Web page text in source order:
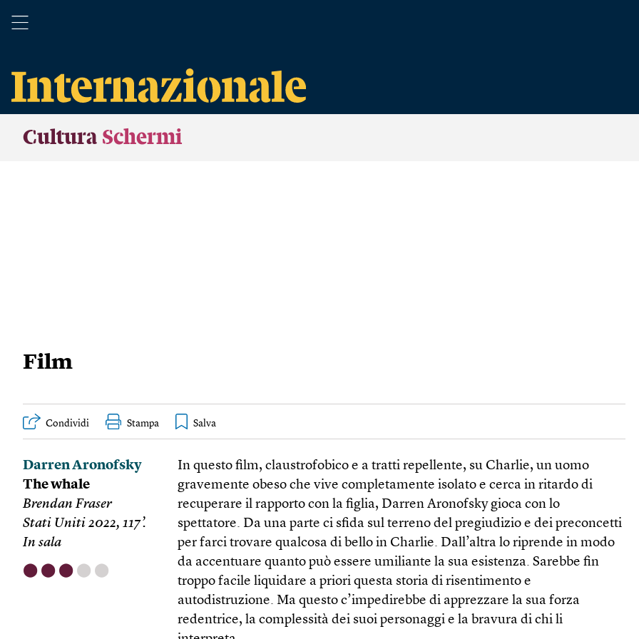
Cultura Schermi
Film
Condividi Stampa
Darren Aronofsky
The whale
Brendan Fraser
Stati Uniti 2022, 117’.
In sala
⬤ ⬤ ⬤ ⬤ ⬤
In questo film, claustrofobico e a tratti repellente, su Charlie, un uomo
gravemente obeso che vive completamente isolato e cerca in ritardo di
recuperare il rapporto con la figlia, Darren Aronofsky gioca con lo
spettatore. Da una parte ci sfida sul terreno del pregiudizio e dei preconcetti
per farci trovare qualcosa di bello in Charlie. Dall’altra lo riprende in modo
da accentuare quanto può essere umiliante la sua esistenza. Sarebbe fin
troppo facile liquidare a priori questa storia di risentimento e
autodistruzione. Ma questo c’impedirebbe di apprezzare la sua forza
redentrice, la complessità dei suoi personaggi e la bravura di chi li